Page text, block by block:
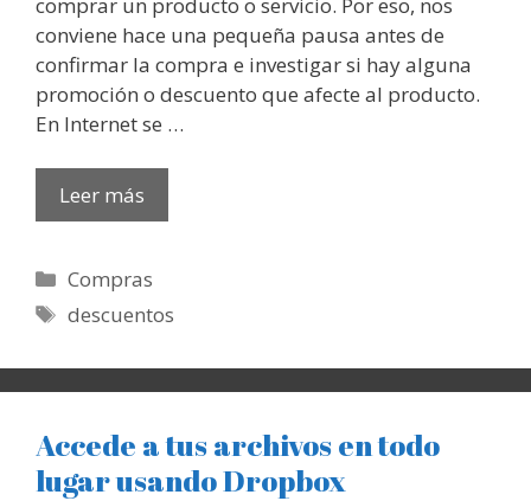
conviene hace una pequeña pausa antes de
confirmar la compra e investigar si hay alguna
promoción o descuento que afecte al producto.
En Internet se …
Leer más
Categorías
Compras
Etiquetas
descuentos
Accede a tus archivos en todo
lugar usando Dropbox